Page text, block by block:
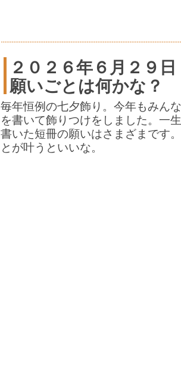
２０２６年６月２９日
願いごとは何かな？
毎年恒例の七夕飾り。今年もみん
を書いて飾りつけをしました。一
書いた短冊の願いはさまざまです
とが叶うといいな。